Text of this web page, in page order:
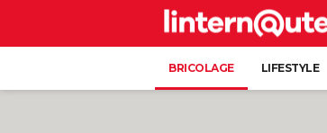
BRICOLAGE LIFESTYLE